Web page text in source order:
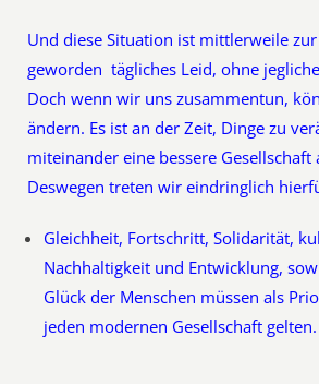
Und diese Situation ist mittlerweile
geworden  tägliches Leid, ohne
Doch wenn wir uns zusammentun,
ändern. Es ist an der Zeit, Dinge zu
miteinander eine bessere Gesellschaft
Deswegen treten wir eindringlich
Gleichheit, Fortschritt, Solidarität,
Nachhaltigkeit und Entwicklung,
Glück der Menschen müssen als
jeden modernen Gesellschaft gelten.